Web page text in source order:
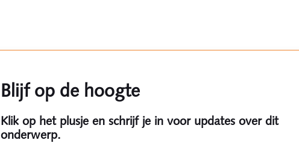
Blijf op de hoogte
Klik op het plusje en schrijf je in voor updates over dit
onderwerp.